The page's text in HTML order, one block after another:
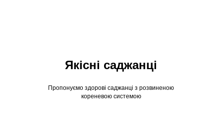
Пропонуємо здорові саджанці з розвиненою
кореневою системою
Якісні саджанці